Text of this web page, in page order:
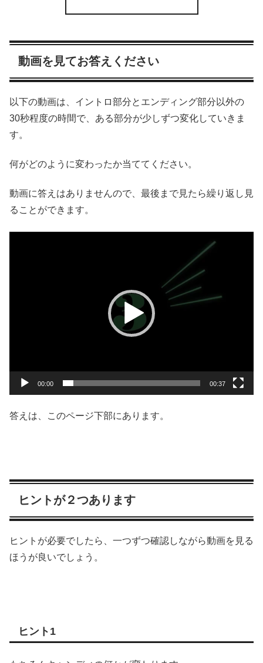
動画を見てお答えください
以下の動画は、イントロ部分とエンディング部分以外の
30秒程度の時間で、ある部分が少しずつ変化していきま
す。
何がどのように変わったか当ててください。
動画に答えはありませんので、最後まで見たら繰り返し見
ることができます。
00:00 00:37
答えは、このページ下部にあります。
ヒントが２つあります
ヒントが必要でしたら、一つずつ確認しながら動画を見る
ほうが良いでしょう。
ヒント1